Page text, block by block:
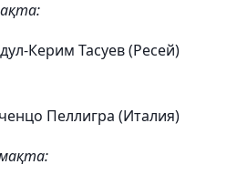
Керим Тасуев (Ресей)
Пеллигра (Италия)